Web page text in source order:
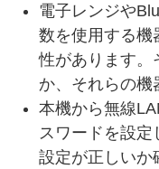
電子レンジや
数を使用する機
性があります。
か、それらの機
本機から無線
スワードを設
設定が正しいか